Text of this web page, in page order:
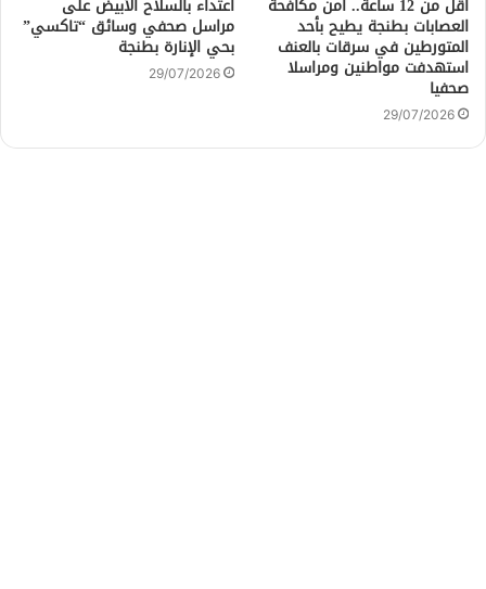
أقل من 12 ساعة.. أمن مكافحة
العصابات بطنجة يطيح بأحد
المتورطين في سرقات بالعنف
استهدفت مواطنين ومراسلا
صحفيا
29/07/2026
اعتداء بالسلاح الأبيض على
مراسل صحفي وسائق “تاكسي”
بحي الإنارة بطنجة
29/07/2026